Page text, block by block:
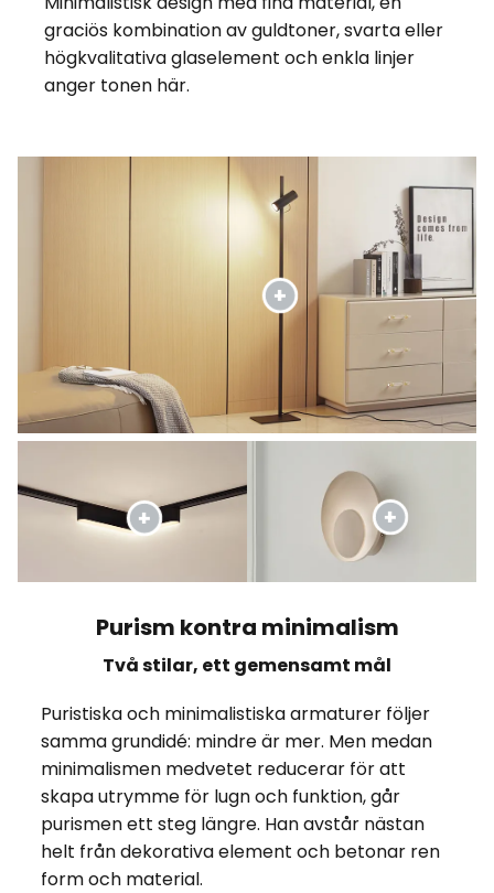
graciös kombination av guldtoner, svarta eller
högkvalitativa glaselement och enkla linjer
anger tonen här.
Purism kontra minimalism
Två stilar, ett gemensamt mål
Puristiska och minimalistiska armaturer följer
samma grundidé: mindre är mer. Men medan
minimalismen medvetet reducerar för att
skapa utrymme för lugn och funktion, går
purismen ett steg längre. Han avstår nästan
helt från dekorativa element och betonar ren
form och material.